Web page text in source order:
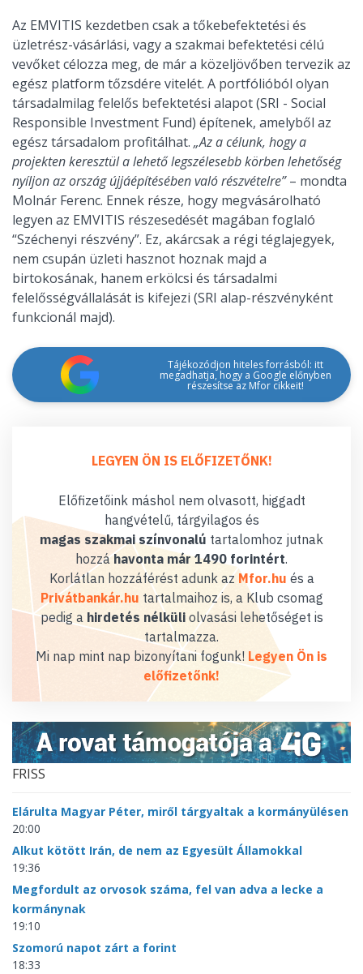
Az EMVITIS kezdetben csak a tőkebefektetési és
üzletrész-vásárlási, vagy a szakmai befektetési célú
vevőket célozza meg, de már a közeljövőben tervezik az
egész platform tőzsdére vitelét. A portfólióból olyan
társadalmilag felelős befektetési alapot (SRI - Social
Responsible Investment Fund) építenek, amelyből az
egész társadalom profitálhat. „Az a célunk, hogy a
projekten keresztül a lehető legszélesebb körben lehetőség
nyíljon az ország újjáépítésében való részvételre”– mondta
Molnár Ferenc. Ennek része, hogy megvásárolható
legyen az EMVITIS részesedését magában foglaló
“Széchenyi részvény”. Ez, akárcsak a régi téglajegyek,
nem csupán üzleti hasznot hoznak majd a
birtokosának, hanem erkölcsi és társadalmi
felelősségvállalását is kifejezi (SRI alap-részvényként
funkcionál majd).
Tájékozódjon hiteles forrásból: itt
megadhatja, hogy a Google előnyben
részesítse az Mfor cikkeit!
LEGYEN ÖN IS ELŐFIZETŐNK!
Előfizetőink máshol nem olvasott, higgadt
hangvételű, tárgyilagos és
magas szakmai színvonalú tartalomhoz jutnak
hozzáhavonta már 1490 forintért.
Korlátlan hozzáférést adunk az Mfor.hu és a
Privátbankár.hu tartalmaihoz is, a Klub csomag
pedig a hirdetés nélküliolvasási lehetőséget is
tartalmazza.
Mi nap mint nap bizonyítani fogunk! Legyen Ön is
előfizetőnk!
FRISS
Elárulta Magyar Péter, miről tárgyaltak a kormányülésen
20:00
Alkut kötött Irán, de nem az Egyesült Államokkal
19:36
Megfordult az orvosok száma, fel van adva a lecke a
kormánynak
19:10
Szomorú napot zárt a forint
18:33